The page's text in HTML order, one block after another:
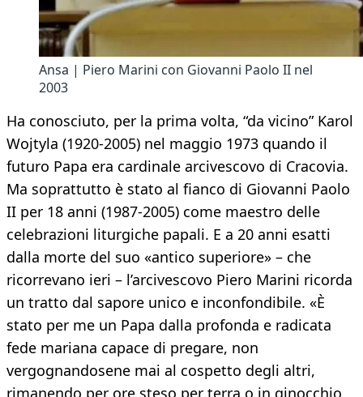
Ansa | Piero Marini con Giovanni Paolo II nel
2003
Ha conosciuto, per la prima volta, “da vicino” Karol
Wojtyla (1920-2005) nel maggio 1973 quando il
futuro Papa era cardinale arcivescovo di Cracovia.
Ma soprattutto è stato al fianco di Giovanni Paolo
II per 18 anni (1987-2005) come maestro delle
celebrazioni liturgiche papali. E a 20 anni esatti
dalla morte del suo «antico superiore» – che
ricorrevano ieri – l’arcivescovo Piero Marini ricorda
un tratto dal sapore unico e inconfondibile. «È
stato per me un Papa dalla profonda e radicata
fede mariana capace di pregare, non
vergognandosene mai al cospetto degli altri,
rimanendo per ore steso per terra o in ginocchio